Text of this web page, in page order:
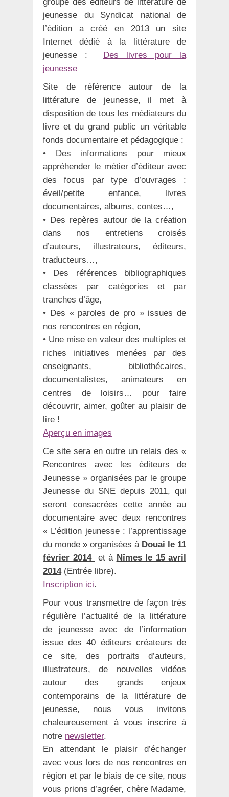
groupe des éditeurs de littérature de
jeunesse du Syndicat national de
l’édition a créé en 2013 un site
Internet dédié à la littérature de
jeunesse :
Des livres pour la
jeunesse
Site de référence autour de la
littérature de jeunesse, il met à
disposition de tous les médiateurs du
livre et du grand public un véritable
fonds documentaire et pédagogique :
• Des informations pour mieux
appréhender le métier d’éditeur avec
des focus par type d’ouvrages :
éveil/petite enfance, livres
documentaires, albums, contes…,
• Des repères autour de la création
dans nos entretiens croisés
d’auteurs, illustrateurs, éditeurs,
traducteurs…,
• Des références bibliographiques
classées par catégories et par
tranches d’âge,
• Des « paroles de pro » issues de
nos rencontres en région,
• Une mise en valeur des multiples et
riches initiatives menées par des
enseignants, bibliothécaires,
documentalistes, animateurs en
centres de loisirs… pour faire
découvrir, aimer, goûter au plaisir de
lire !
Aperçu en images
Ce site sera en outre un relais des «
Rencontres avec les éditeurs de
Jeunesse » organisées par le groupe
Jeunesse du SNE depuis 2011, qui
seront consacrées cette année au
documentaire avec deux rencontres
« L’édition jeunesse : l’apprentissage
du monde » organisées à Douai le 11
février 2014
et à Nîmes le 15 avril
2014(Entrée libre).
Inscription ici.
Pour vous transmettre de façon très
régulière l’actualité de la littérature
de jeunesse avec de l’information
issue des 40 éditeurs créateurs de
ce site, des portraits d’auteurs,
illustrateurs, de nouvelles vidéos
autour des grands enjeux
contemporains de la littérature de
jeunesse, nous vous invitons
chaleureusement à vous inscrire à
notre newsletter.
En attendant le plaisir d’échanger
avec vous lors de nos rencontres en
région et par le biais de ce site, nous
vous prions d’agréer, chère Madame,